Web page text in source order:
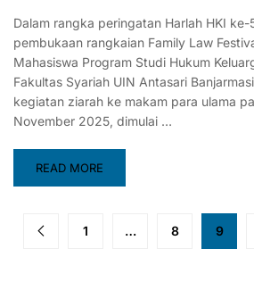
Dalam rangka peringatan Harlah HKI ke-
pembukaan rangkaian Family Law
Mahasiswa Program Studi Hukum
Fakultas Syariah UIN Antasari
kegiatan ziarah ke makam para ulama
November 2025, dimulai …
READ MORE
1 … 8 9